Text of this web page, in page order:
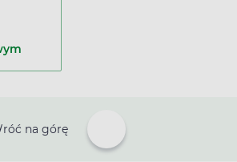
na górę